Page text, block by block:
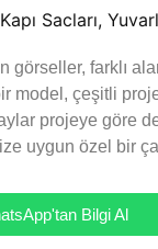
Kapı Sacları,
görseller, farklı
model, çeşitli
projeye göre
uygun özel bir
Bilgi Al